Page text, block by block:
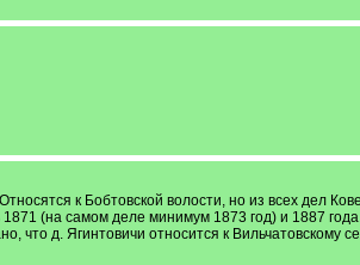
к Бобтовской волости, но из всех дел
(на самом деле минимум 1873 год) и 1887
д. Ягинтовичи относится к Вильчатовскому